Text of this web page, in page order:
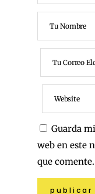
Guarda
web en este
que comente.